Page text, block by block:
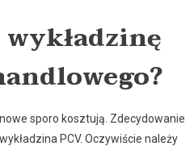
sporo kosztują. Zdecydowanie
PCV. Oczywiście należy